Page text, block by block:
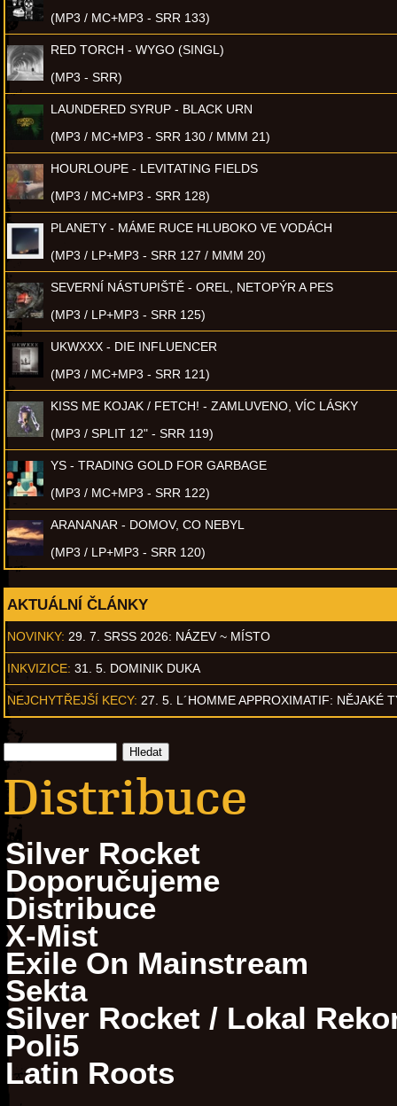
(MP3 / MC+MP3 - SRR 133)
RED TORCH - WYGO (SINGL)
(MP3 - SRR)
LAUNDERED SYRUP - BLACK URN
(MP3 / MC+MP3 - SRR 130 / MMM 21)
HOURLOUPE - LEVITATING FIELDS
(MP3 / MC+MP3 - SRR 128)
PLANETY - MÁME RUCE HLUBOKO VE VODÁCH
(MP3 / LP+MP3 - SRR 127 / MMM 20)
SEVERNÍ NÁSTUPIŠTĚ - OREL, NETOPÝR A PES
(MP3 / LP+MP3 - SRR 125)
UKWXXX - DIE INFLUENCER
(MP3 / MC+MP3 - SRR 121)
KISS ME KOJAK / FETCH! - ZAMLUVENO, VÍC LÁSKY
(MP3 / SPLIT 12" - SRR 119)
YS - TRADING GOLD FOR GARBAGE
(MP3 / MC+MP3 - SRR 122)
ARANANAR - DOMOV, CO NEBYL
(MP3 / LP+MP3 - SRR 120)
AKTUÁLNÍ ČLÁNKY
NOVINKY: 29. 7. SRSS 2026: NÁZEV ~ MÍSTO
INKVIZICE: 31. 5. DOMINIK DUKA
NEJCHYTŘEJŠÍ KECY: 27. 5. L´HOMME APPROXIMATIF: NĚJAKÉ
Distribuce
Silver Rocket
Doporučujeme
Distribuce
X-Mist
Exile On Mainstream
Sekta
Silver Rocket / Lokal
Poli5
Latin Roots